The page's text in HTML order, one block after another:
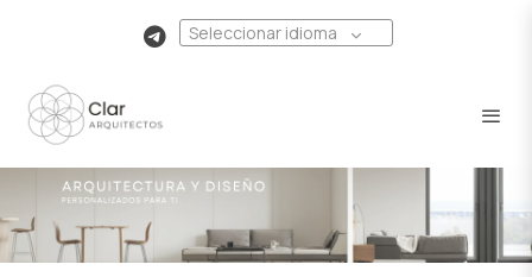
Seleccionar idioma